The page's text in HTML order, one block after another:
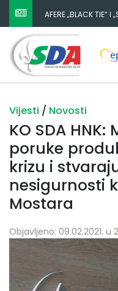
AFERE „BLACK TIE“ I
ZATAŠKATI
Vijesti / Novosti
KO SDA
poruke
krizu i
nesigurnosti
Mostara
Objavljeno: 09.02.2021. u